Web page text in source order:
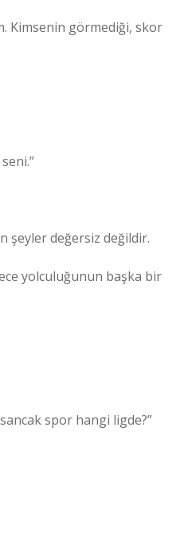
Kimsenin görmediği, skor
şeyler değersiz değildir.
yolculuğunun başka bir
spor hangi ligde?”